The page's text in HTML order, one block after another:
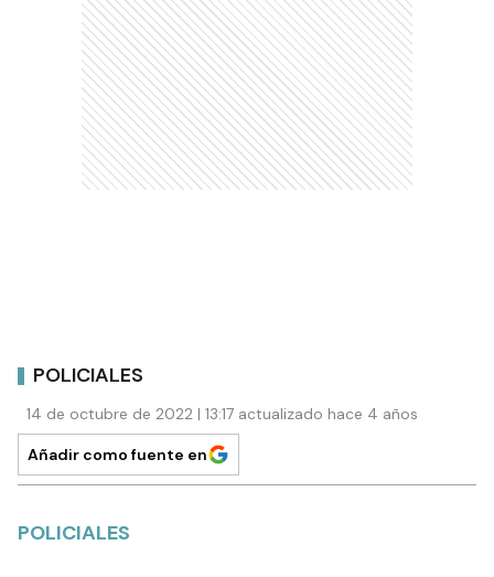
POLICIALES
14 de octubre de 2022 | 13:17 actualizado hace 4 años
Añadir como fuente en
POLICIALES